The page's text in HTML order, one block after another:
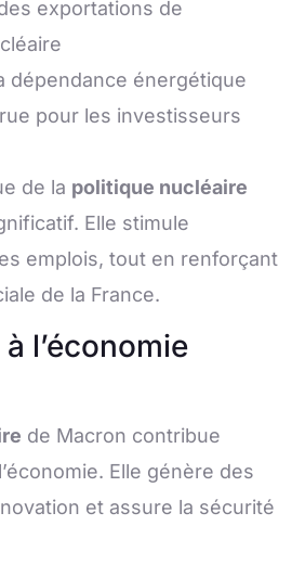
exportations de
dépendance énergétique
pour les investisseurs
de la politique nucléaire
Elle stimule
emplois, tout en renforçant
de la France.
l’économie
de Macron contribue
Elle génère des
et assure la sécurité